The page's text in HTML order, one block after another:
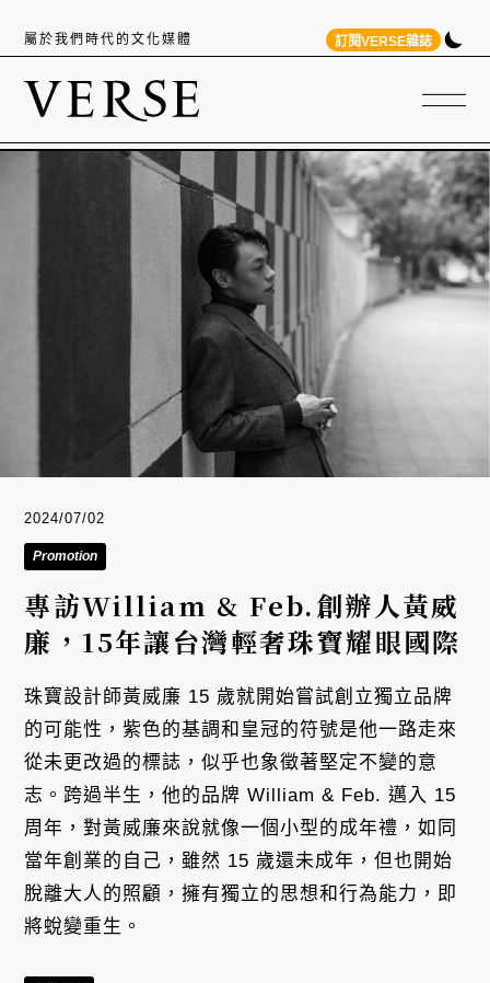
屬於我們時代的文化媒體 訂閱VERSE雜誌
2024/07/02
Promotion
專訪William & Feb.創辦人黃威
廉，15年讓台灣輕奢珠寶耀眼國際
珠寶設計師黃威廉 15 歲就開始嘗試創立獨立品牌
的可能性，紫色的基調和皇冠的符號是他一路走來
從未更改過的標誌，似乎也象徵著堅定不變的意
志。跨過半生，他的品牌 William & Feb. 邁入 15
周年，對黃威廉來說就像一個小型的成年禮，如同
當年創業的自己，雖然 15 歲還未成年，但也開始
脫離大人的照顧，擁有獨立的思想和行為能力，即
將蛻變重生。